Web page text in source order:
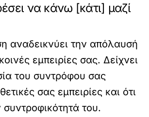
να κάνω [κάτι] μαζί
αναδεικνύει την απόλαυσή
εμπειρίες σας. Δείχνει
του συντρόφου σας
σας εμπειρίες και ότι
συντροφικότητά του.